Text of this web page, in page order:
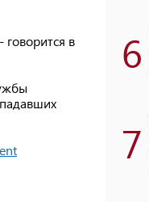
в
6
7